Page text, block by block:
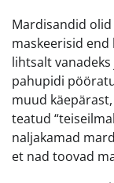
Mardisandid
maskeerisid end
lihtsalt
pahupidi
muud
teatud
naljakamad
et nad toovad